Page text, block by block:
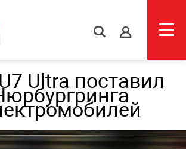
s
Ultra поставил